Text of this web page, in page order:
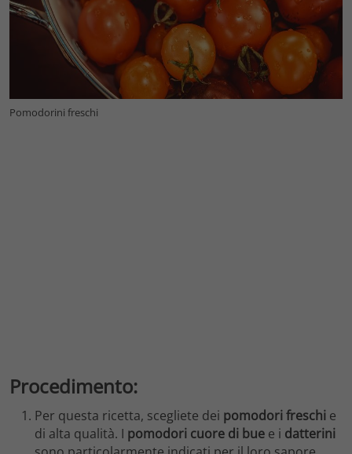
Pomodorini freschi
Procedimento:
Per questa ricetta, scegliete dei pomodorifreschi e
di alta qualità. I pomodori cuore di bue e i datterini